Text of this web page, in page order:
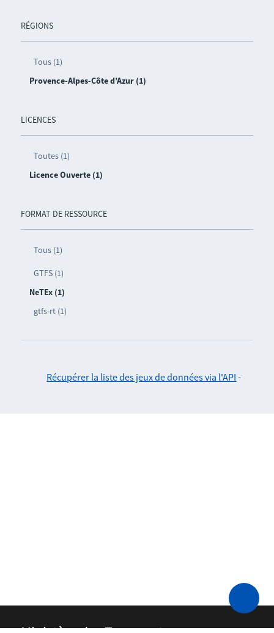
RÉGIONS
Tous (1)
Provence-Alpes-Côte d’Azur (1)
LICENCES
Toutes (1)
Licence Ouverte (1)
FORMAT DE RESSOURCE
Tous (1)
GTFS (1)
NeTEx (1)
gtfs-rt (1)
Récupérer la liste des jeux de données via l'API -